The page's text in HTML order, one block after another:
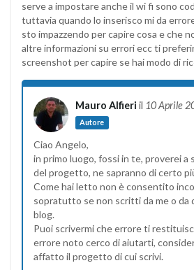
serve a impostare anche il wi fi sono
tuttavia quando lo inserisco mi da
sto impazzendo per capire cosa e che
altre informazioni su errori ecc ti
screenshot per capire se hai modo di
Mauro Alfieri il 10 Aprile
Autore
Ciao Angelo,
in primo luogo, fossi in te, proverei a
del progetto, ne sapranno di certo
Come hai letto non è consentito
sopratutto se non scritti da me o da
blog.
Puoi scrivermi che errore ti
errore noto cerco di aiutarti,
affatto il progetto di cui scrivi.